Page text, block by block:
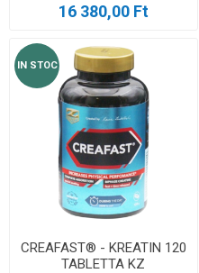
16 380,00 Ft
IN STOC
CREAFAST® - KREATIN 120
TABLETTA KZ